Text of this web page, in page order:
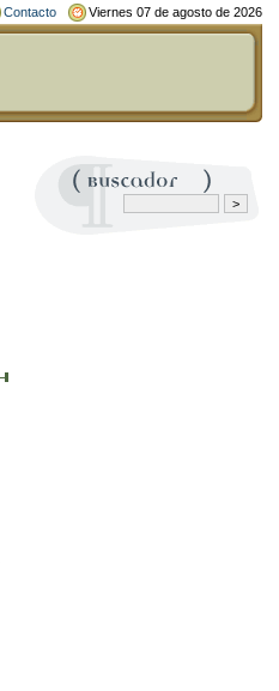
Contacto Viernes 07 de agosto de 2026